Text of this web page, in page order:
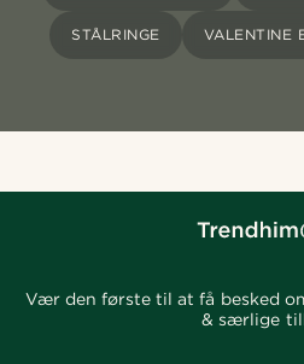
STÅLRINGE VALENTINE
Vær den første til at få besked
& særlige